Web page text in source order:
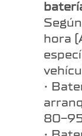
hora
•
80-